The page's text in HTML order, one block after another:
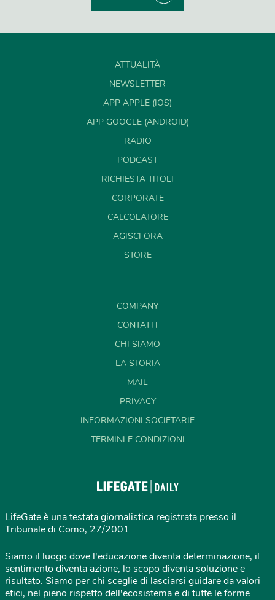
ATTUALITÀ
NEWSLETTER
APP APPLE (IOS)
APP GOOGLE (ANDROID)
RADIO
PODCAST
RICHIESTA TITOLI
CORPORATE
CALCOLATORE
AGISCI ORA
STORE
COMPANY
CONTATTI
CHI SIAMO
LA STORIA
MAIL
PRIVACY
INFORMAZIONI SOCIETARIE
TERMINI E CONDIZIONI
LifeGate è una testata giornalistica registrata presso il
Tribunale di Como, 27/2001
Siamo il luogo dove l'educazione diventa determinazione, il
sentimento diventa azione, lo scopo diventa soluzione e
risultato. Siamo per chi sceglie di lasciarsi guidare da valori
etici, nel pieno rispetto dell'ecosistema e di tutte le forme